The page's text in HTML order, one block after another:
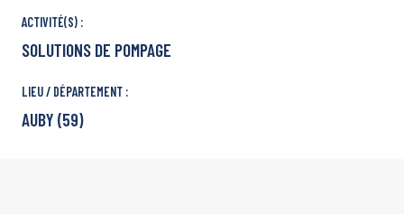
ACTIVITÉ(S) :
SOLUTIONS DE POMPAGE
LIEU / DÉPARTEMENT :
AUBY (59)